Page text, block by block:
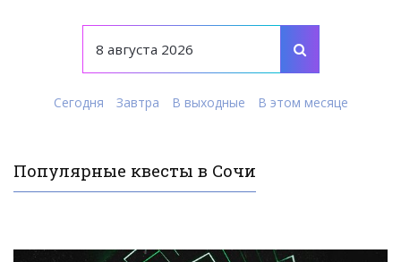
Сегодня Завтра В выходные В этом месяце
Популярные квесты в Сочи